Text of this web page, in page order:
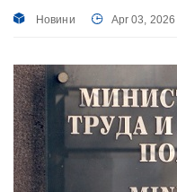
Новини Apr 03, 2026